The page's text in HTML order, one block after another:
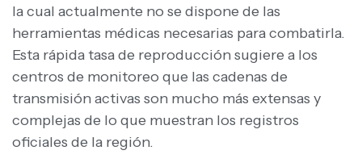
la cual actualmente no se dispone de las
herramientas médicas necesarias para combatirla.
Esta rápida tasa de reproducción sugiere a los
centros de monitoreo que las cadenas de
transmisión activas son mucho más extensas y
complejas de lo que muestran los registros
oficiales de la región.